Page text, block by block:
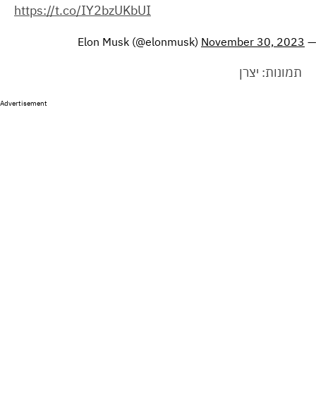
https://t.co/IY2bzUKbUI
— Elon Musk (@elonmusk)
November 30, 2023
תמונות: יצרן
Advertisement